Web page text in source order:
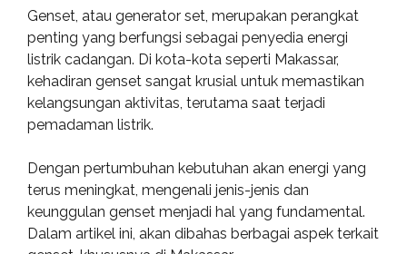
Genset, atau generator set, merupakan perangkat
penting yang berfungsi sebagai penyedia energi
listrik cadangan. Di kota-kota seperti Makassar,
kehadiran genset sangat krusial untuk memastikan
kelangsungan aktivitas, terutama saat terjadi
pemadaman listrik.
Dengan pertumbuhan kebutuhan akan energi yang
terus meningkat, mengenali jenis-jenis dan
keunggulan genset menjadi hal yang fundamental.
Dalam artikel ini, akan dibahas berbagai aspek terkait